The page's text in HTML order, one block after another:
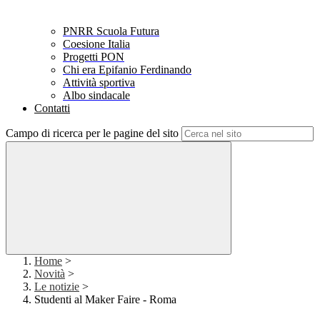
PNRR Scuola Futura
Coesione Italia
Progetti PON
Chi era Epifanio Ferdinando
Attività sportiva
Albo sindacale
Contatti
Campo di ricerca per le pagine del sito
Home >
Novità >
Le notizie >
Studenti al Maker Faire - Roma